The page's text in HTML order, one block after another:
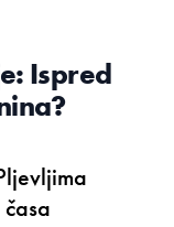
Ispred